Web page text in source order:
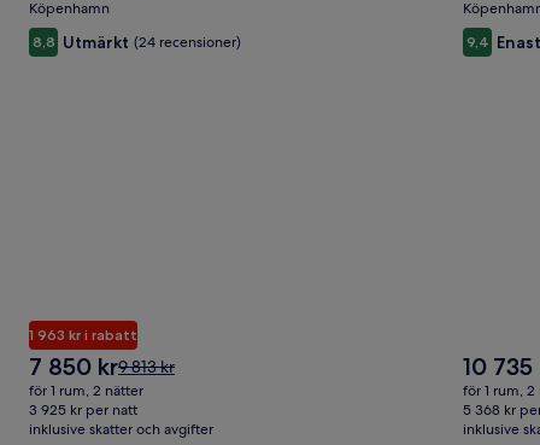
Köpenhamn
8,8 Utmärkt (24 recensioner)
1 963 kr i rabatt
Priset
är
7 850 kr
7 850 krPriset
var
9 813 kr,
se
9 813 kr
för 1 rum, 2 nätter
3 925 kr per natt
inklusive skatter och avgifter
9,4
Priset
är
10 735 kr
10 735
för 1 rum,
5 368 kr
inklusive